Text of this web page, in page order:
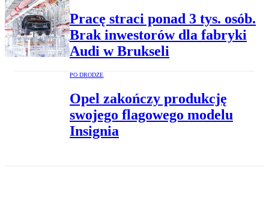
Pracę straci ponad 3 tys. osób.
Brak inwestorów dla fabryki
Audi w Brukseli
PO DRODZE
Opel zakończy produkcję
swojego flagowego modelu
Insignia